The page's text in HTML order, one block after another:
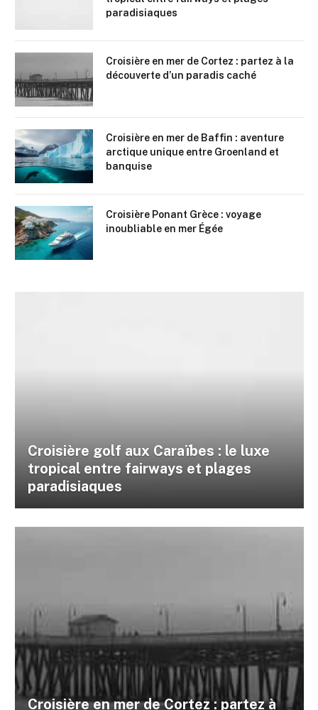
paradisiaques
Croisière en mer de Cortez : partez à la
découverte d’un paradis caché
Croisière en mer de Baffin : aventure
arctique unique entre Groenland et
banquise
Croisière Ponant Grèce : voyage
inoubliable en mer Égée
Croisière golf aux Caraïbes : le luxe
tropical entre fairways et plages
paradisiaques
Croisière en mer de Cortez : partez à